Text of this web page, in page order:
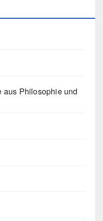
aus Philosophie und